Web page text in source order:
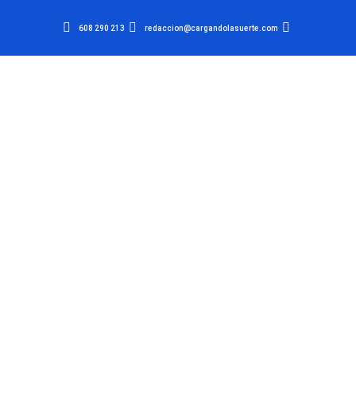
608 290 213 redaccion@cargandolasuerte.com